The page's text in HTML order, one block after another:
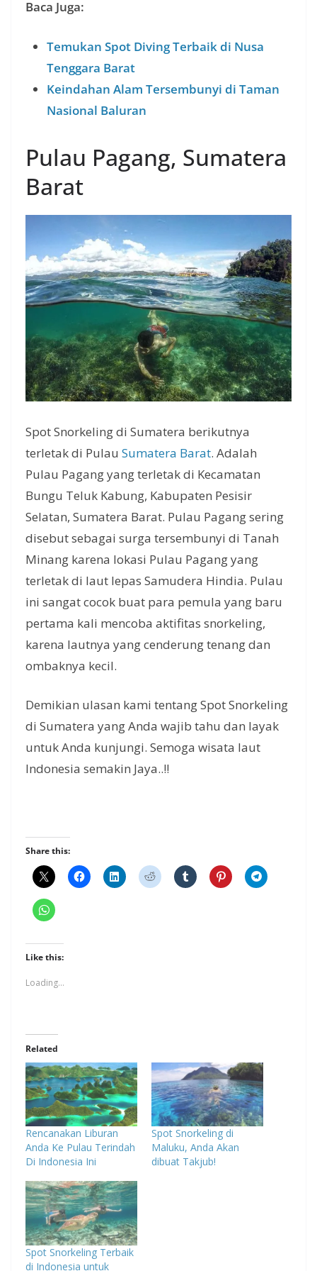
Baca Juga:
Temukan Spot Diving Terbaik di Nusa
Tenggara Barat
Keindahan Alam Tersembunyi di Taman
Nasional Baluran
Pulau Pagang, Sumatera
Barat
Spot Snorkeling di Sumatera berikutnya
terletak di Pulau Sumatera Barat. Adalah
Pulau Pagang yang terletak di Kecamatan
Bungu Teluk Kabung, Kabupaten Pesisir
Selatan, Sumatera Barat. Pulau Pagang sering
disebut sebagai surga tersembunyi di Tanah
Minang karena lokasi Pulau Pagang yang
terletak di laut lepas Samudera Hindia. Pulau
ini sangat cocok buat para pemula yang baru
pertama kali mencoba aktifitas snorkeling,
karena lautnya yang cenderung tenang dan
ombaknya kecil.
Demikian ulasan kami tentang Spot Snorkeling
di Sumatera yang Anda wajib tahu dan layak
untuk Anda kunjungi. Semoga wisata laut
Indonesia semakin Jaya..!!
Share this:
Like this:
Loading...
Related
Rencanakan Liburan
Anda Ke Pulau Terindah
Di Indonesia Ini
Spot Snorkeling di
Maluku, Anda Akan
dibuat Takjub!
Spot Snorkeling Terbaik
di Indonesia untuk